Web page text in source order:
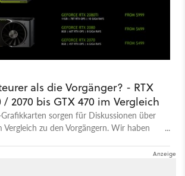
als die Vorgänger? - RTX
/ 2070 bis GTX 470 im Vergleich
sorgen für Diskussionen über
Vergleich zu den Vorgängern. Wir haben